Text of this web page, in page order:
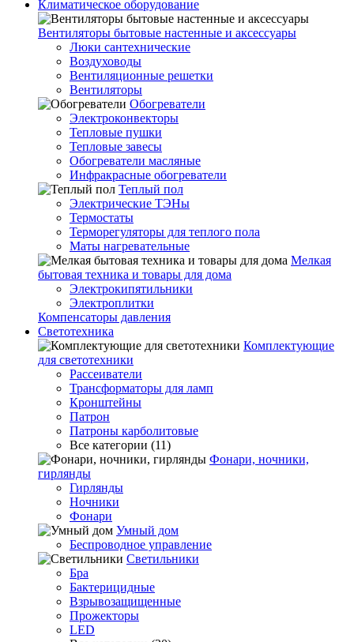
Климатическое оборудование
Вентиляторы бытовые настенные и аксессуары
Люки сантехнические
Воздуховоды
Вентиляционные решетки
Вентиляторы
Обогреватели
Электроконвекторы
Тепловые пушки
Тепловые завесы
Обогреватели масляные
Инфракрасные обогреватели
Теплый пол
Электрические ТЭНы
Термостаты
Терморегуляторы для теплого пола
Маты нагревательные
Мелкая
бытовая техника и товары для дома
Электрокипятильники
Электроплитки
Компенсаторы давления
Светотехника
Комплектующие
для светотехники
Рассеиватели
Трансформаторы для ламп
Кронштейны
Патрон
Патроны карболитовые
Все категории (11)
Фонари, ночники,
гирлянды
Гирлянды
Ночники
Фонари
Умный дом
Беспроводное управление
Светильники
Бра
Бактерицидные
Взрывозащищенные
Прожекторы
LED